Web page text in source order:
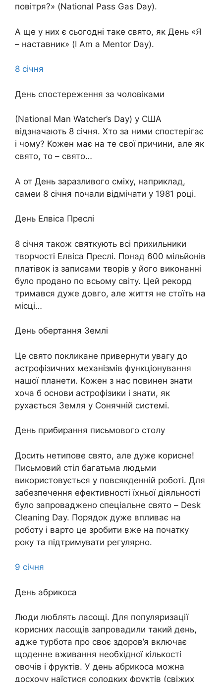
повітря?» (National Pass Gas Day).
А ще у них є сьогодні таке свято, як День «Я
– наставник» (I Am a Mentor Day).
8 січня
День спостереження за чоловіками
(National Man Watcher’s Day) у США
відзначають 8 січня. Хто за ними спостерігає
і чому? Кожен має на те свої причини, але як
свято, то – свято…
А от День заразливого сміху, наприклад,
самеи 8 січня почали відмічати у 1981 році.
День Елвіса Преслі
8 січня також святкують всі прихильники
творчості Елвіса Преслі. Понад 600 мільйонів
платівок із записами творів у його виконанні
було продано по всьому світу. Цей рекорд
тримався дуже довго, але життя не стоїть на
місці…
День обертання Землі
Це свято покликане привернути увагу до
астрофізичних механізмів функціонування
нашої планети. Кожен з нас повинен знати
хоча б основи астрофізики і знати, як
рухається Земля у Сонячній системі.
День прибирання письмового столу
Досить нетипове свято, але дуже корисне!
Письмовий стіл багатьма людьми
використовується у повсякденній роботі. Для
забезпечення ефективності їхньої діяльності
було запроваджено спеціальне свято – Desk
Cleaning Day. Порядок дуже впливає на
роботу і варто це зробити вже на початку
року та підтримувати регулярно.
9 січня
День абрикоса
Люди люблять ласощі. Для популяризації
корисних ласощів запровадили такий день,
адже турбота про своє здоров’я включає
щоденне вживання необхідної кількості
овочів і фруктів. У день абрикоса можна
досхочу наїстися солодких фруктів (свіжих